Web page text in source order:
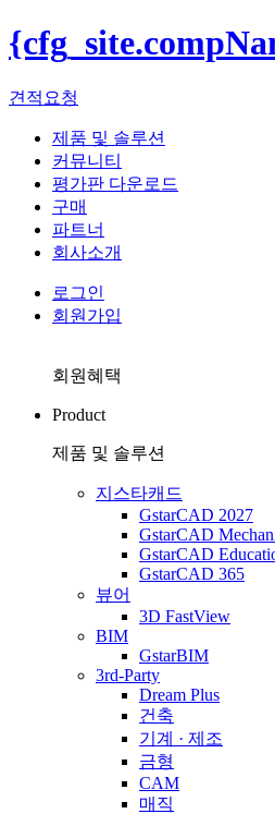
견적요청
제품 및 솔루션
커뮤니티
평가판 다운로드
구매
파트너
회사소개
로그인
회원가입
회원혜택
Product
제품 및 솔루션
지스타캐드
GstarCAD 2027
GstarCAD
GstarCAD
GstarCAD 365
뷰어
3D FastView
BIM
GstarBIM
3rd-Party
Dream Plus
건축
기계 · 제조
금형
CAM
매직